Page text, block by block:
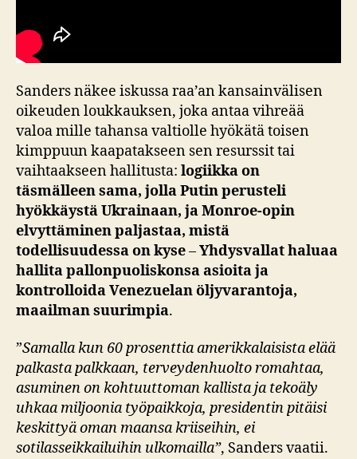
Sanders näkee iskussa raa’an kansainvälisen
oikeuden loukkauksen, joka antaa vihreää
valoa mille tahansa valtiolle hyökätä toisen
kimppuun kaapatakseen sen resurssit tai
vaihtaakseen hallitusta: logiikka on
täsmälleen sama, jolla Putin perusteli
hyökkäystä Ukrainaan, ja Monroe‑opin
elvyttäminen paljastaa, mistä
todellisuudessa on kyse–Yhdysvallat haluaa
hallita pallonpuoliskonsa asioita ja
kontrolloida Venezuelan öljyvarantoja,
maailman suurimpia.
”Samalla kun 60 prosenttia amerikkalaisista elää
palkasta palkkaan, terveydenhuolto romahtaa,
asuminen on kohtuuttoman kallista ja tekoäly
uhkaa miljoonia työpaikkoja, presidentin pitäisi
keskittyä oman maansa kriiseihin, ei
sotilasseikkailuihin ulkomailla”, Sanders vaatii.